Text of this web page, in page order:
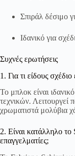
Σπιράλ δέσιμο
Ιδανικό για
Συχνές ερωτήσεις
1. Για τι είδους
Το μπλοκ είναι
τεχνικών. Λειτουργεί
χρωματιστά μολύβια
2. Είναι κατάλληλο
επαγγελματίες;